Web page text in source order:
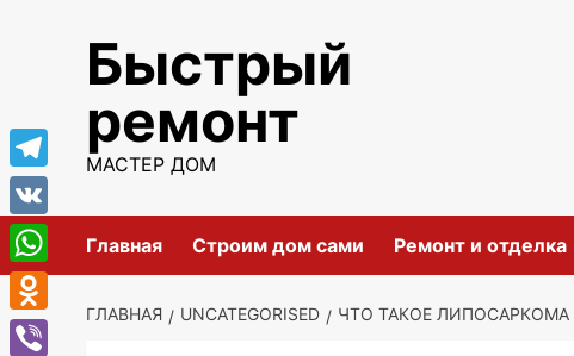
содержимомуБыстрый
ремонт
МАСТЕР ДОМ
Главная Строим дом сами Ремонт и отделка
ГЛАВНАЯ UNCATEGORISED ЧТО ТАКОЕ
Telegram
VK
WhatsApp
Odnoklassniki